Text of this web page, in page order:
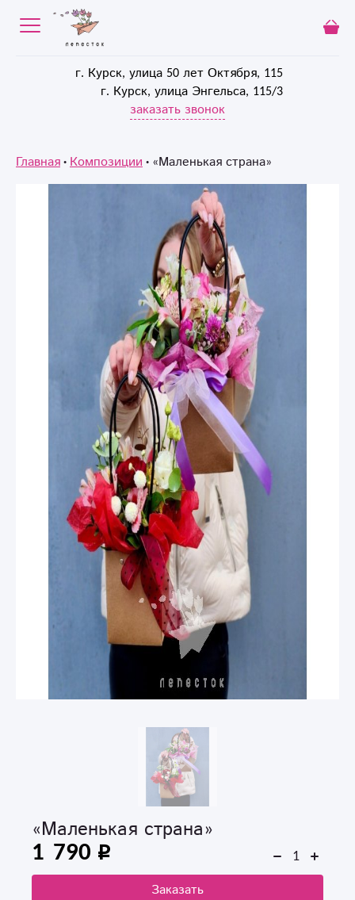
г. Курск, улица 50 лет Октября, 115
г. Курск, улица Энгельса, 115/3
заказать звонок
Главная Композиции «Маленькая страна»
«Маленькая страна»
1 790
Заказать